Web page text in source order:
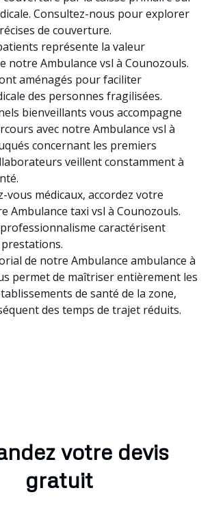
Consultez-nous pour explorer
de couverture.
représente la valeur
notre Ambulance vsl à Counozouls.
aménagés pour faciliter
des personnes fragilisées.
bienveillants vous accompagne
avec notre Ambulance vsl à
concernant les premiers
veillent constamment à
vous médicaux, accordez votre
Ambulance taxi vsl à Counozouls.
caractérisent
de notre Ambulance ambulance à
permet de maîtriser entièrement les
de santé de la zone,
des temps de trajet réduits.
votre devis
gratuit